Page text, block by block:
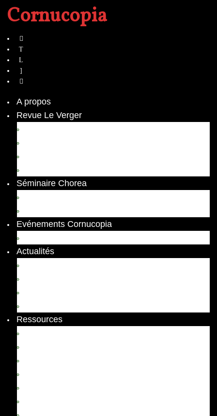
Cornucopia
A propos
Revue Le Verger
Séminaire Chorea
Evénements Cornucopia
Actualités
Ressources